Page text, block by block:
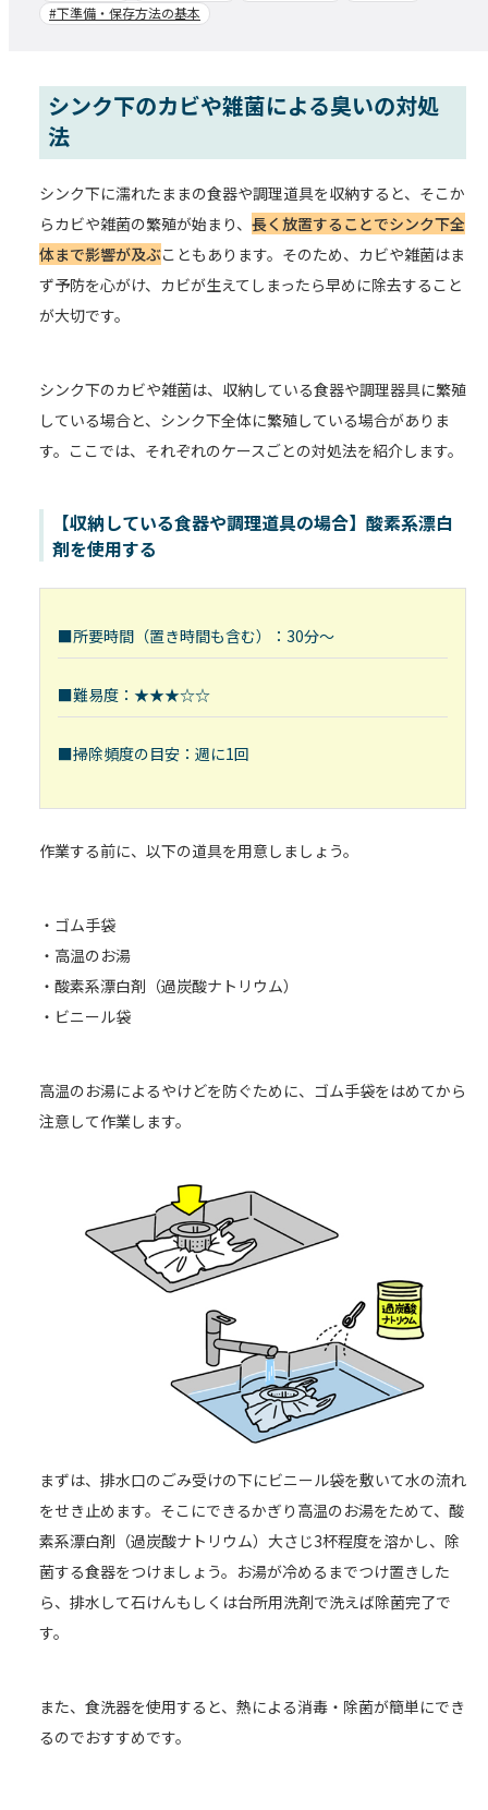
#下準備・保存方法の基本
シンク下のカビや雑菌による臭いの対処
法
シンク下に濡れたままの食器や調理道具を収納すると、そこか
らカビや雑菌の繁殖が始まり、 長く放置することでシンク下全
体まで影響が及ぶこともあります。そのため、カビや雑菌はま
ず予防を心がけ、カビが生えてしまったら早めに除去すること
が大切です。
シンク下のカビや雑菌は、収納している食器や調理器具に繁殖
している場合と、シンク下全体に繁殖している場合がありま
す。ここでは、それぞれのケースごとの対処法を紹介します。
【収納している食器や調理道具の場合】酸素系漂白
剤を使用する
■所要時間（置き時間も含む）：30分～
■難易度：★★★☆☆
■掃除頻度の目安：週に1回
作業する前に、以下の道具を用意しましょう。
・ゴム手袋
・高温のお湯
・酸素系漂白剤（過炭酸ナトリウム）
・ビニール袋
高温のお湯によるやけどを防ぐために、ゴム手袋をはめてから
注意して作業します。
まずは、排水口のごみ受けの下にビニール袋を敷いて水の流れ
をせき止めます。そこにできるかぎり高温のお湯をためて、酸
素系漂白剤（過炭酸ナトリウム）大さじ3杯程度を溶かし、除
菌する食器をつけましょう。お湯が冷めるまでつけ置きした
ら、排水して石けんもしくは台所用洗剤で洗えば除菌完了で
す。
また、食洗器を使用すると、熱による消毒・除菌が簡単にでき
るのでおすすめです。